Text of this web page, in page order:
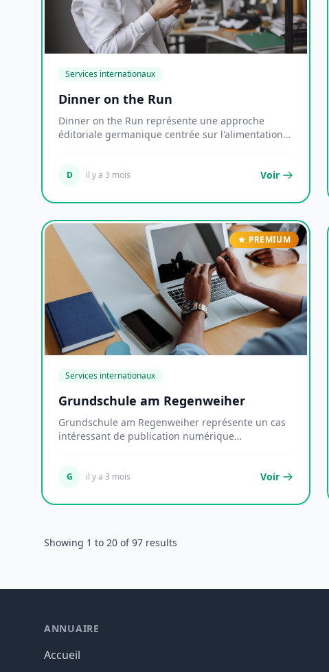
Services internationaux
Dinner on the Run
Dinner on the Run représente une approche
éditoriale germanique centrée sur l'alimentation
D il y a 3 mois Voir
PREMIUM
Services internationaux
Grundschule am Regenweiher
Grundschule am Regenweiher représente un cas
intéressant de publication numérique
G il y a 3 mois Voir
Showing 1 to 20 of97 results
ANNUAIRE
Accueil